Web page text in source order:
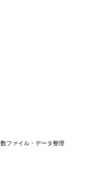
ファイル・データ整理